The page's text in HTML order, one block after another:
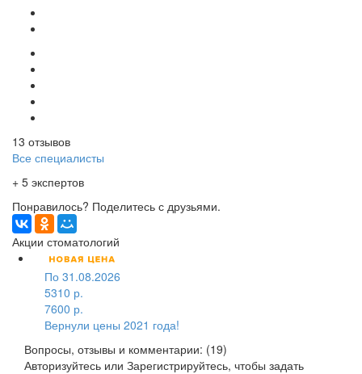
13 отзывов
Все специалисты
+ 5 экспертов
Понравилось? Поделитесь с друзьями.
Акции стоматологий
По 31.08.2026
5310 р.
7600 р.
Вернули цены 2021 года!
Вопросы, отзывы и комментарии: (19)
Авторизуйтесь или Зарегистрируйтесь, чтобы задать